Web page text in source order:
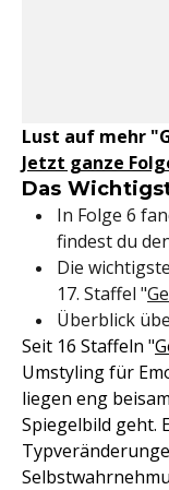
Lust auf mehr
Jetzt ganze
Das
In Folge 6
findest du
Die
17. Staffel "
Überblick
Seit 16 Staffeln "
Umstyling für
liegen eng
Spiegelbild geht.